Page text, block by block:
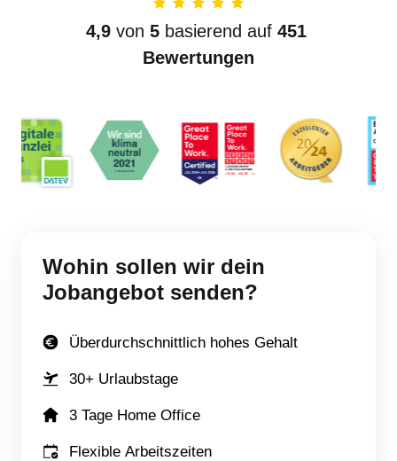
4,9 von 5 basierend auf 451
Bewertungen
Wohin sollen wir
Jobangebot senden?
Überdurchschnittlich hohes Gehalt
30+ Urlaubstage
3 Tage Home Office
Flexible Arbeitszeiten